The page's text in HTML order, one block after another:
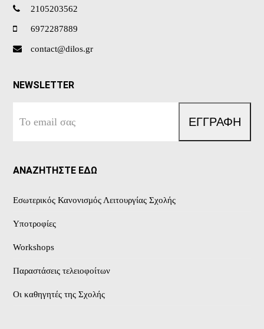
2105203562
6972287889
contact@dilos.gr
NEWSLETTER
email
ΕΓΓΡΑΦΗ
ΑΝΑΖΗΤΗΣΤΕ ΕΔΩ
Εσωτερικός Κανονισμός Λειτουργίας Σχολής
Υποτροφίες
Workshops
Παραστάσεις τελειοφοίτων
Οι καθηγητές της Σχολής